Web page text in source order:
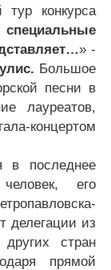
конкурса
специальные
» -
Большое
песни в
лауреатов,
концертом
в последнее
его
делегации из
стран
прямой